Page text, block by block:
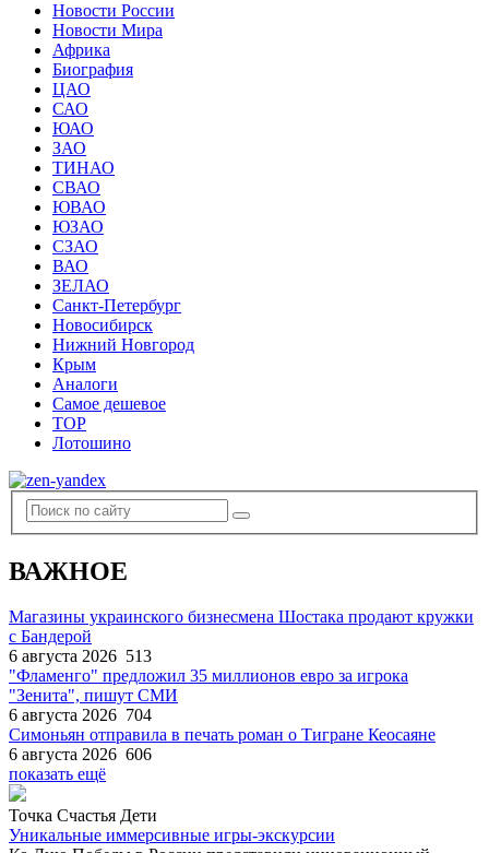
Новости России
Новости Мира
Африка
Биография
ЦАО
САО
ЮАО
ЗАО
ТИНАО
СВАО
ЮВАО
ЮЗАО
СЗАО
ВАО
ЗЕЛАО
Санкт-Петербург
Новосибирск
Нижний Новгород
Крым
Аналоги
Самое дешевое
TOP
Лотошино
ВАЖНОЕ
Магазины украинского бизнесмена Шостака продают кружки
с Бандерой
6 августа 2026 513
"Фламенго" предложил 35 миллионов евро за игрока
"Зенита", пишут СМИ
6 августа 2026 704
Симоньян отправила в печать роман о Тигране Кеосаяне
6 августа 2026 606
показать ещё
Точка Счастья Дети
Уникальные иммерсивные игры-экскурсии